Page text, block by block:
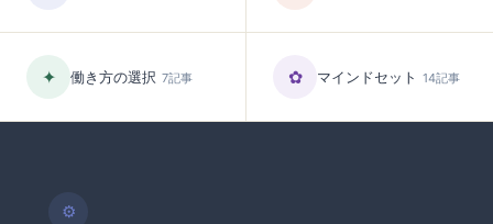
✦ 働き方の選択 7記事 ✿ マインドセット 14記事
⚙